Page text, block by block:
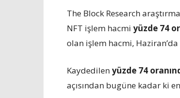
The Block Research
NFT işlem hacmi yüzde 74
olan işlem hacmi,
Kaydedilenyüzde 74
açısından bugüne kadar ki